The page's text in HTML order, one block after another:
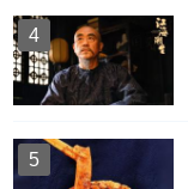
4
5